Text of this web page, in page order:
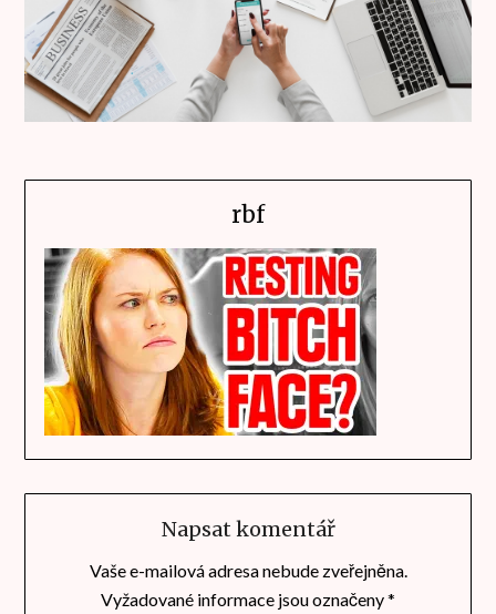
rbf
Napsat komentář
Vaše e-mailová adresa nebude zveřejněna.
Vyžadované informace jsou označeny*